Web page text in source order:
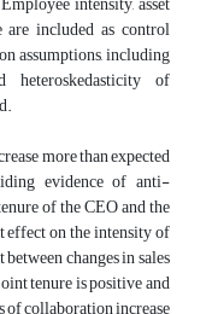
are included as control
assumptions, including
heteroskedasticity of
more than expected
evidence of anti-
of the CEO and the
on the intensity of
changes in sales
tenure is positive and